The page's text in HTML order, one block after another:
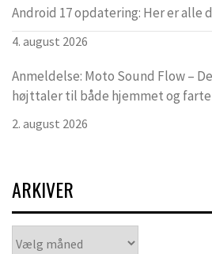
Android 17 opdatering: Her er alle
4. august 2026
Anmeldelse: Moto Sound Flow –
højttaler til både hjemmet og
2. august 2026
ARKIVER